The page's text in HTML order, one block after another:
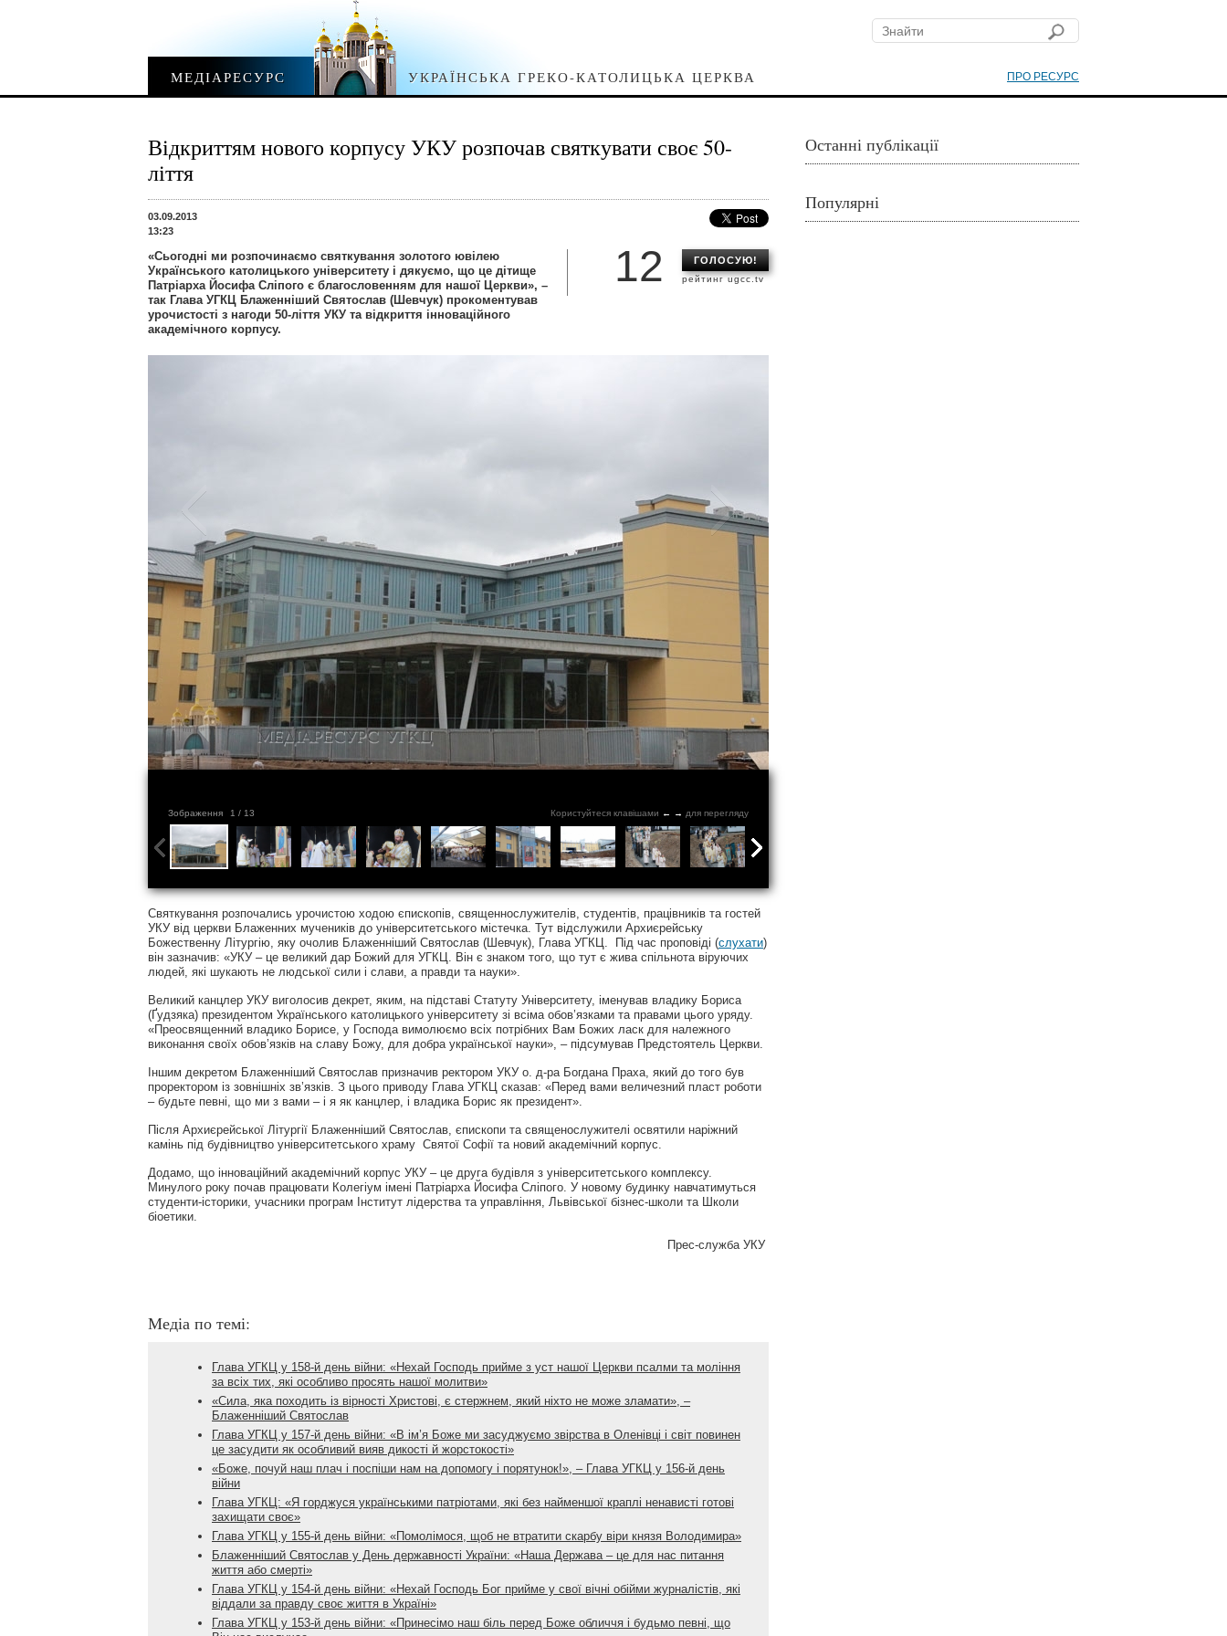
ПРО РЕСУРС
МЕДІАРЕСУРС УКРАЇНСЬКА ГРЕКО-КАТОЛИЦЬКА ЦЕРКВА
Відкриттям нового корпусу УКУ розпочав святкувати своє 50-
ліття
03.09.2013
13:23
ГОЛОСУЮ!
рейтинг ugcc.tv
12
«Сьогодні ми розпочинаємо святкування золотого ювілею
Українського католицького університету і дякуємо, що це дітище
Патріарха Йосифа Сліпого є благословенням для нашої Церкви», –
так Глава УГКЦ Блаженніший Святослав (Шевчук) прокоментував
урочистості з нагоди 50-ліття УКУ та відкриття інноваційного
академічного корпусу.
Зображення 1 / 13 Користуйтеся клавішами ← → для перегляду
Святкування розпочались урочистою ходою єпископів, священнослужителів, студентів, працівників та гостей
УКУ від церкви Блаженних мучеників до університетського містечка. Тут відслужили Архиєрейську
Божественну Літургію, яку очолив Блаженніший Святослав (Шевчук), Глава УГКЦ. Під час проповіді (слухати)
він зазначив: «УКУ – це великий дар Божий для УГКЦ. Він є знаком того, що тут є жива спільнота віруючих
людей, які шукають не людської сили і слави, а правди та науки».
Великий канцлер УКУ виголосив декрет, яким, на підставі Статуту Університету, іменував владику Бориса
(Ґудзяка) президентом Українського католицького університету зі всіма обов’язками та правами цього уряду.
«Преосвященний владико Борисе, у Господа вимолюємо всіх потрібних Вам Божих ласк для належного
виконання своїх обов’язків на славу Божу, для добра української науки», – підсумував Предстоятель Церкви.
Іншим декретом Блаженніший Святослав призначив ректором УКУ о. д-ра Богдана Праха, який до того був
проректором із зовнішніх зв’язків. З цього приводу Глава УГКЦ сказав: «Перед вами величезний пласт роботи
– будьте певні, що ми з вами – і я як канцлер, і владика Борис як президент».
Після Архиєрейської Літургії Блаженніший Святослав, єпископи та священослужителі освятили наріжний
камінь під будівництво університетського храму Святої Софії та новий академічний корпус.
Додамо, що інноваційний академічний корпус УКУ – це друга будівля з університетського комплексу.
Минулого року почав працювати Колегіум імені Патріарха Йосифа Сліпого. У новому будинку навчатимуться
студенти-історики, учасники програм Інститут лідерства та управління, Львівської бізнес-школи та Школи
біоетики.
Прес-служба УКУ
Медіа по темі:
Глава УГКЦ у 158-й день війни: «Нехай Господь прийме з уст нашої Церкви псалми та моління
за всіх тих, які особливо просять нашої молитви»
«Сила, яка походить із вірності Христові, є стержнем, який ніхто не може зламати», –
Блаженніший Святослав
Глава УГКЦ у 157-й день війни: «В ім’я Боже ми засуджуємо звірства в Оленівці і світ повинен
це засудити як особливий вияв дикості й жорстокості»
«Боже, почуй наш плач і поспіши нам на допомогу і порятунок!», – Глава УГКЦ у 156-й день
війни
Глава УГКЦ: «Я горджуся українськими патріотами, які без найменшої краплі ненависті готові
захищати своє»
Глава УГКЦ у 155-й день війни: «Помолімося, щоб не втратити скарбу віри князя Володимира»
Блаженніший Святослав у День державності України: «Наша Держава – це для нас питання
життя або смерті»
Глава УГКЦ у 154-й день війни: «Нехай Господь Бог прийме у свої вічні обійми журналістів, які
віддали за правду своє життя в Україні»
Глава УГКЦ у 153-й день війни: «Принесімо наш біль перед Боже обличчя і будьмо певні, що
Останні публікації
Популярні